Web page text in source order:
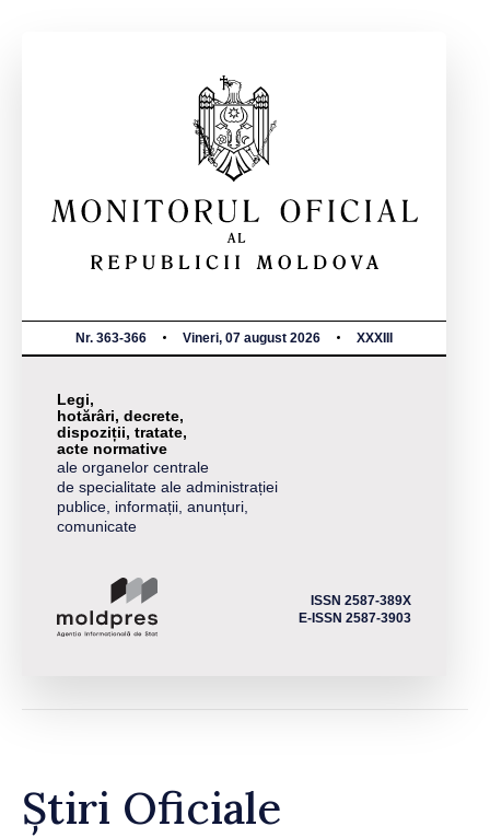
Nr. 363-366 Vineri, 07 august 2026 XXXIII
Legi,
hotărâri, decrete,
dispoziții, tratate,
acte normative
ale organelor centrale
de specialitate ale administrației
publice, informații, anunțuri,
comunicate
ISSN 2587-389X
E-ISSN 2587-3903
Știri Oficiale